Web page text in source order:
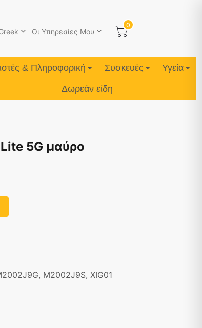
Οι Υπηρεσίες Μου
0
& Πληροφορική Συσκευές Υγεία
Δωρεάν είδη
5G μαύρο
M2002J9S, XIG01